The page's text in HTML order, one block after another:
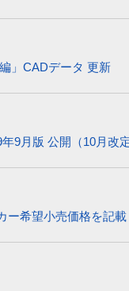
」CADデータ 更新
9月版 公開（10月改
ー希望小売価格を記